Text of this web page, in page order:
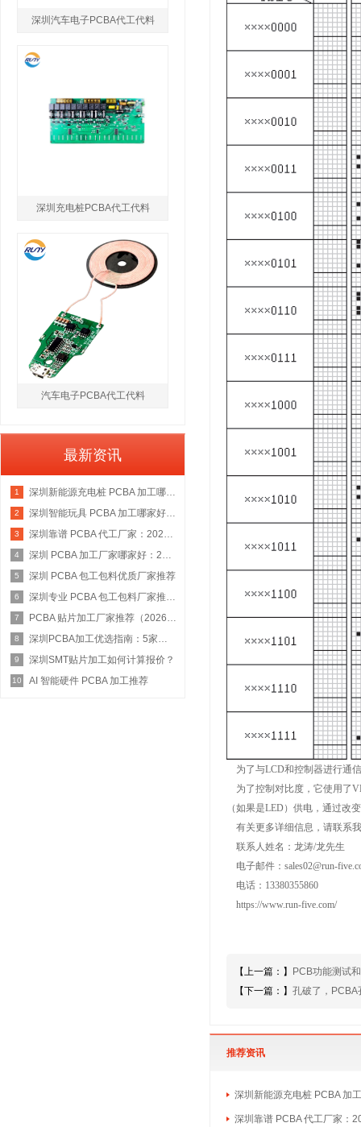
为了与LCD和控制器进行通
为了控制对比度，它使用了
（如果是LED）供电，通过改
有关更多详细信息，请联系
联系人姓名：龙涛/龙先生
电子邮件：sales02@run-
电话：13380355860
https://www.run-five.com/
【上一篇：】
PCB功能测试
【下一篇：】 孔破了，PCBA
推荐资讯
深圳新能源充电桩 PCBA 加
深圳靠谱 PCBA 代工厂家：
深圳汽车电子PCBA代工代料
深圳充电桩PCBA代工代料
汽车电子PCBA代工代料
最新资讯
1 深圳新能源充电桩 PCBA 加工哪家好：2026 权威选型指南
2 深圳智能玩具 PCBA 加工哪家好：2026 权威选型指南
3 深圳靠谱 PCBA 代工厂家：2026 年权威选型指南
4 深圳 PCBA 加工厂家哪家好：2026 权威选型指南
5 深圳 PCBA 包工包料优质厂家推荐
6 深圳专业 PCBA 包工包料厂家推荐：2026 年权威选型指南
7 PCBA 贴片加工厂家推荐（2026 权威指南）
8 深圳PCBA加工优选指南：5家具备IATF 16949资质的源头工厂深度盘点
9 深圳SMT贴片加工如何计算报价？
10 AI 智能硬件 PCBA 加工推荐